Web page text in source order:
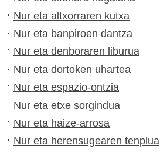
Nur eta altxorraren kutxa
Nur eta banpiroen dantza
Nur eta denboraren liburua
Nur eta dortoken uhartea
Nur eta espazio-ontzia
Nur eta etxe sorgindua
Nur eta haize-arrosa
Nur eta herensugearen tenplua